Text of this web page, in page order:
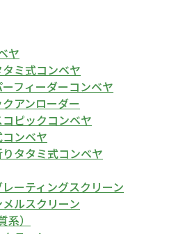
ヤ
ミ式コンベヤ
フィーダーコンベヤ
クアンローダー
ピックコンベヤ
ンベヤ
タタミ式コンベヤ
ーティングスクリーン
メルスクリーン
）